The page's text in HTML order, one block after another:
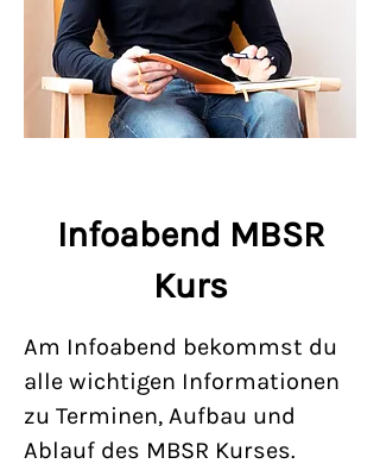
Infoabend MBSR
Kurs
Am Infoabend bekommst du
alle wichtigen Informationen
zu Terminen, Aufbau und
Ablauf des MBSR Kurses.